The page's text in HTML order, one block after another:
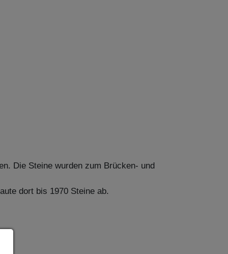
Die Steine wurden zum Brücken- und
dort bis 1970 Steine ab.